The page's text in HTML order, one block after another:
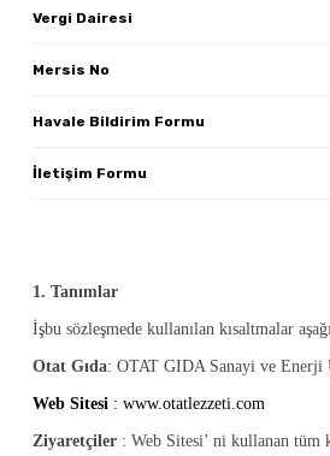
Vergi Dairesi
Mersis No
Havale Bildirim Formu
İletişim Formu
1. Tanımlar
İşbu sözleşmede kullanılan kısaltmalar
Otat Gıda: OTAT GIDA Sanayi ve Enerji
Web Sitesi : www.otatlezzeti.com
Ziyaretçiler : Web Sitesi’ ni kullanan tüm